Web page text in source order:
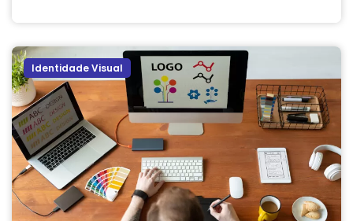
Identidade Visual